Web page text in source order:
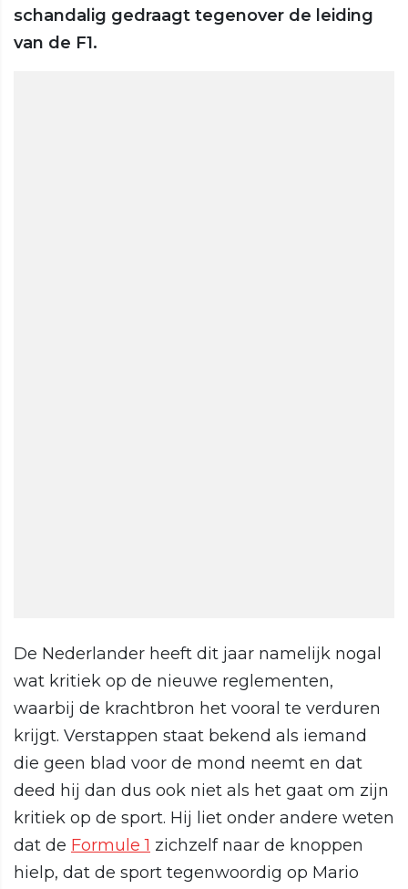
schandalig gedraagt tegenover de leiding
van de F1.
De Nederlander heeft dit jaar namelijk nogal
wat kritiek op de nieuwe reglementen,
waarbij de krachtbron het vooral te verduren
krijgt. Verstappen staat bekend als iemand
die geen blad voor de mond neemt en dat
deed hij dan dus ook niet als het gaat om zijn
kritiek op de sport. Hij liet onder andere weten
dat de Formule 1 zichzelf naar de knoppen
hielp, dat de sport tegenwoordig op Mario